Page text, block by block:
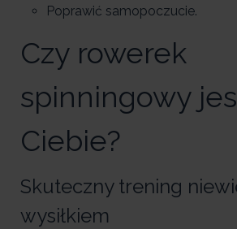
Poprawić samopoczucie.
Czy rowerek
spinningowy
Ciebie?
Skuteczny trening
wysiłkiem